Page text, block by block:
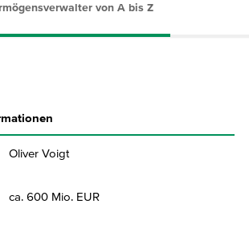
von A bis Z
Oliver Voigt
ca. 600 Mio. EUR